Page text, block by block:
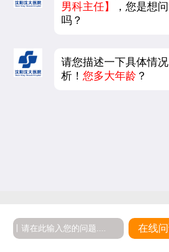
男科主任】
，您是想问
吗？
请您描述一下具体情
析！您多大年龄 ？
在线